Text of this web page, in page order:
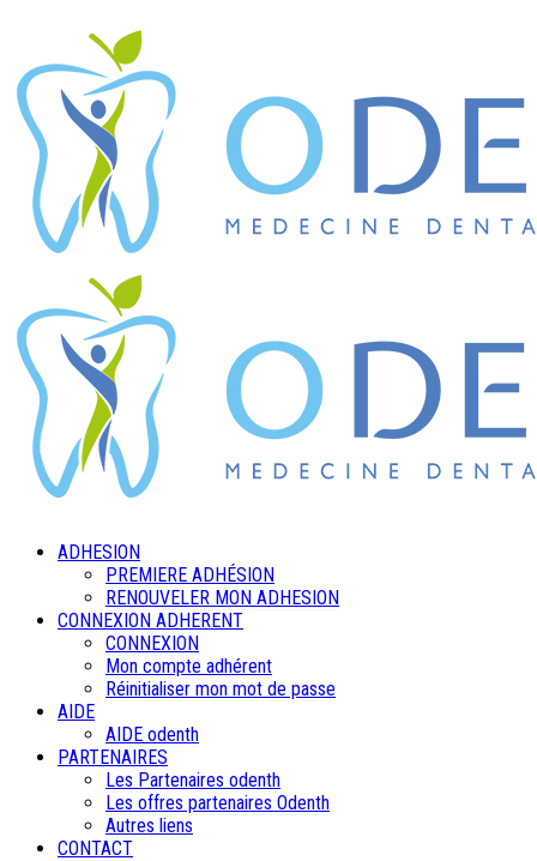
ADHESION
PREMIERE ADHÉSION
RENOUVELER MON ADHESION
CONNEXION ADHERENT
CONNEXION
Mon compte adhérent
Réinitialiser mon mot de passe
AIDE
AIDE odenth
PARTENAIRES
Les Partenaires odenth
Les offres partenaires Odenth
Autres liens
CONTACT